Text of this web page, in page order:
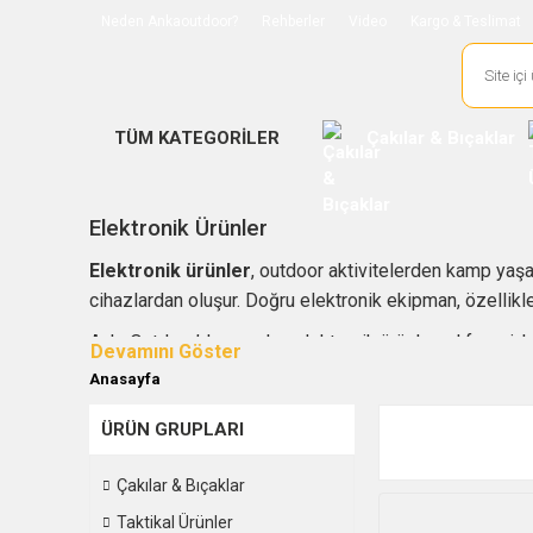
TÜM KATEGORİLER
Elektronik Ürünler
Elektronik ürünler, outdoor aktivitelerden kamp
cihazlardan oluşur. Doğru elektronik ekipman,
AnkaOutdoor’da yer alan elektronik ürünler; el feneri,
outdoor cihaz seçenekleriyle geniş bir kullanım
değerlendirilmelidir. İhtiyacınıza uygun elektronik
Anasayfa
ÜRÜN GRUPLARI
Çakılar & Bıçaklar
Taktikal Ürünler